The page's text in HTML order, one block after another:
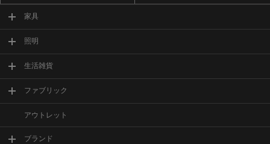
家具
照明
生活雑貨
ファブリック
アウトレット
ブランド